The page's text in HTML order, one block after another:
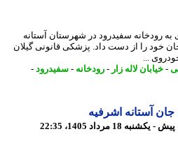
به رودخانه سفیدرود در شهرستان آستانه
را از دست داد. پزشکی قانونی گیلان
لاله زار- رودخانه-سفیدرود-
اشرفیه